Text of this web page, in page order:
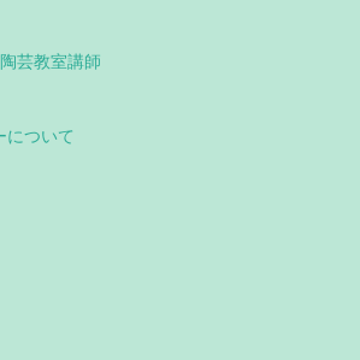
芸教室講師
について